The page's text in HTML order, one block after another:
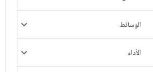
الوسائط
الأداء